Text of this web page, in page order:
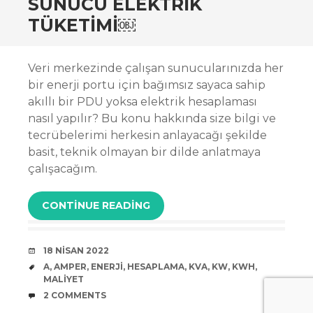
SUNUCU ELEKTRIK
TÜKETIMI￼
Veri merkezinde çalışan sunucularınızda her
bir enerji portu için bağımsız sayaca sahip
akıllı bir PDU yoksa elektrik hesaplaması
nasıl yapılır? Bu konu hakkında size bilgi ve
tecrübelerimi herkesin anlayacağı şekilde
basit, teknik olmayan bir dilde anlatmaya
çalışacağım.
CONTINUE READING
DATE
18 NISAN 2022
TAGS
A, AMPER, ENERJI, HESAPLAMA, KVA, KW, KWH,
MALIYET
COMMENTS
2 COMMENTS